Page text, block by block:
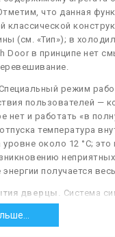
что данная
классической
(см. «Тип»); в
Door в принципе нет
режим
пользователей —
нет и работать «в
температура
около 12 °С; это
получается
дверцы. Система
том, что дверь
закрыта недостаточно